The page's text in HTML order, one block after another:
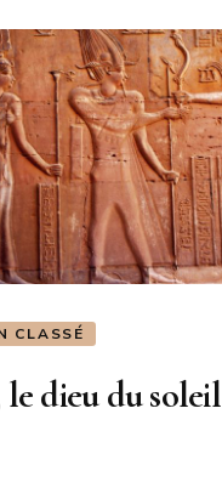
CLASSÉ
dieu du soleil